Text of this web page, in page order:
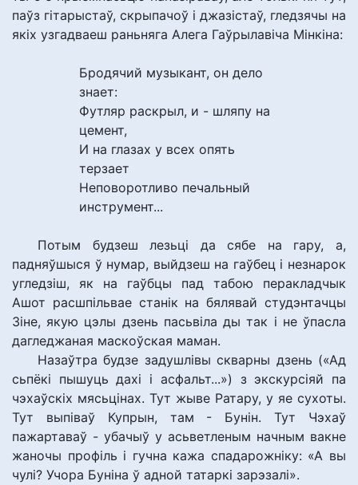
паўз гітарыстаў, скрыпачоў і джазістаў, гледзячы на
якіх узгадваеш раньняга Алега Гаўрылавіча Мінкіна:
Бродячий музыкант, он дело
знает:
Футляр раскрыл, и - шляпу на
цемент,
И на глазах у всех опять
терзает
Неповоротливо печальный
инструмент...
Потым будзеш лезьці да сябе на гару, а,
падняўшыся ў нумар, выйдзеш на гаўбец і незнарок
угледзіш, як на гаўбцы пад табою перакладчык
Ашот расшпільвае станік на бялявай студэнтачцы
Зіне, якую цэлы дзень пасьвіла ды так і не ўпасла
дагледжаная маскоўская маман.
Назаўтра будзе задушлівы скварны дзень («Ад
сьпёкі пышуць дахі і асфальт...») з экскурсіяй па
чэхаўскіх мясьцінах. Тут жыве Ратару, у яе сухоты.
Тут выпіваў Купрын, там - Бунін. Тут Чэхаў
пажартаваў - убачыў у асьветленым начным вакне
жаночы профіль і гучна кажа спадарожніку: «А вы
чулі? Учора Буніна ў адной татаркі зарэзалі».